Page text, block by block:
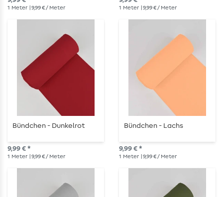
1 Meter | 9,99 € / Meter 1 Meter | 9,99 € / Meter
Bündchen - Dunkelrot
9,99 € *
1 Meter | 9,99 € / Meter
Bündchen - Lachs
9,99 € *
1 Meter | 9,99 € / Meter